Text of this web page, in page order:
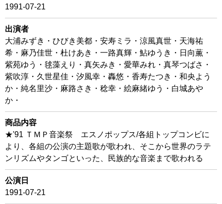
1991-07-21
出演者
大浦みずき・ひびき美都・安寿ミラ・涼風真世・天海祐
希・麻乃佳世・杜けあき・一路真輝・鮎ゆうき・日向薫・
紫苑ゆう・毬藻えり・真矢みき・愛華みれ・真琴つばさ・
紫吹淳・久世星佳・汐風幸・轟悠・香寿たつき・和央よう
か・純名里沙・麻路さき・稔幸・絵麻緒ゆう・白城あや
か・
商品内容
★'91 ＴＭＰ音楽祭 エスノポップス/各組トップコンビに
より、各組の公演の主題歌が歌われ、そこから世界のラテ
ンリズムやタンゴといった、民族的な音楽まで歌われる
公演日
1991-07-21